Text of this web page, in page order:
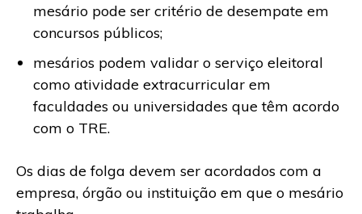
mesário pode ser critério de desempate em
concursos públicos;
mesários podem validar o serviço eleitoral
como atividade extracurricular em
faculdades ou universidades que têm acordo
com o TRE.
Os dias de folga devem ser acordados com a
empresa, órgão ou instituição em que o mesário